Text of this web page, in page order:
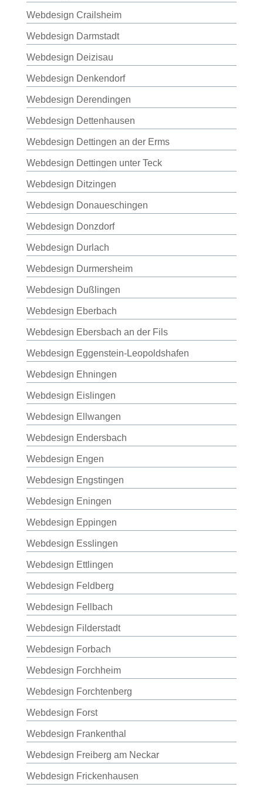
Webdesign Crailsheim
Webdesign Darmstadt
Webdesign Deizisau
Webdesign Denkendorf
Webdesign Derendingen
Webdesign Dettenhausen
Webdesign Dettingen an der Erms
Webdesign Dettingen unter Teck
Webdesign Ditzingen
Webdesign Donaueschingen
Webdesign Donzdorf
Webdesign Durlach
Webdesign Durmersheim
Webdesign Dußlingen
Webdesign Eberbach
Webdesign Ebersbach an der Fils
Webdesign Eggenstein-Leopoldshafen
Webdesign Ehningen
Webdesign Eislingen
Webdesign Ellwangen
Webdesign Endersbach
Webdesign Engen
Webdesign Engstingen
Webdesign Eningen
Webdesign Eppingen
Webdesign Esslingen
Webdesign Ettlingen
Webdesign Feldberg
Webdesign Fellbach
Webdesign Filderstadt
Webdesign Forbach
Webdesign Forchheim
Webdesign Forchtenberg
Webdesign Forst
Webdesign Frankenthal
Webdesign Freiberg am Neckar
Webdesign Frickenhausen